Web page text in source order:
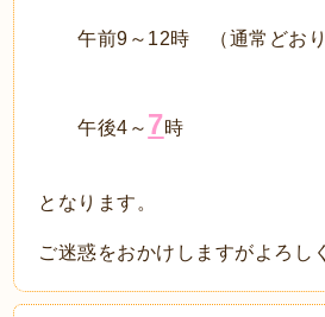
午前9～12時 （通常どおり
午後4～ 7時
となります。
ご迷惑をおかけしますがよろし